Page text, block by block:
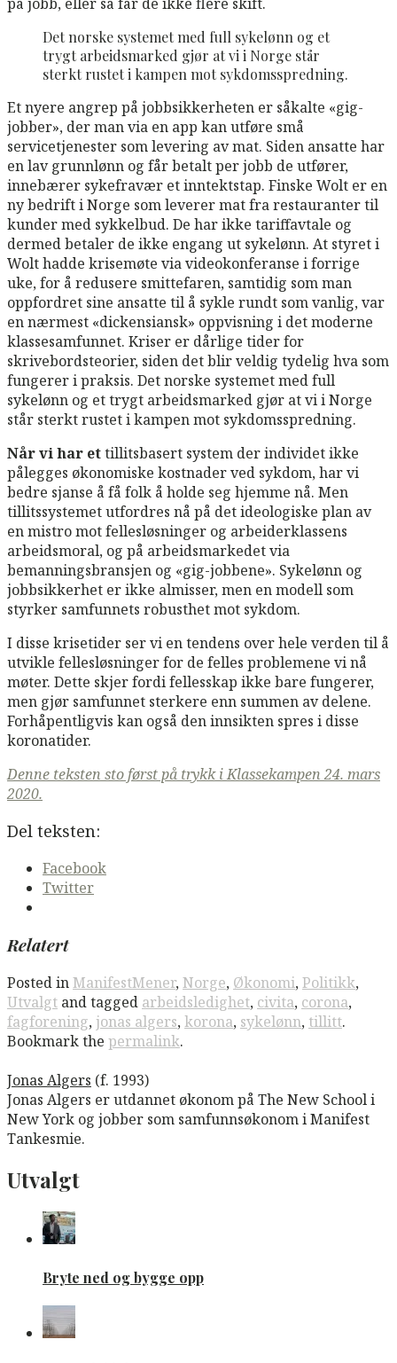
Det norske systemet med full sykelønn og et
trygt arbeidsmarked gjør at vi i Norge står
sterkt rustet i kampen mot sykdomsspredning.
Et nyere angrep på jobbsikkerheten er såkalte «gig-
jobber», der man via en app kan utføre små
servicetjenester som levering av mat. Siden ansatte har
en lav grunnlønn og får betalt per jobb de utfører,
innebærer sykefravær et inntektstap. Finske Wolt er en
ny bedrift i Norge som leverer mat fra restauranter til
kunder med sykkelbud. De har ikke tariffavtale og
dermed betaler de ikke engang ut sykelønn. At styret i
Wolt hadde krisemøte via videokonferanse i forrige
uke, for å redusere smittefaren, samtidig som man
oppfordret sine ansatte til å sykle rundt som vanlig, var
en nærmest «dickensiansk» oppvisning i det moderne
klassesamfunnet. Kriser er dårlige tider for
skrivebordsteorier, siden det blir veldig tydelig hva som
fungerer i praksis. Det norske systemet med full
sykelønn og et trygt arbeidsmarked gjør at vi i Norge
står sterkt rustet i kampen mot sykdomsspredning.
Når vi har ettillitsbasert system der individet ikke
pålegges økonomiske kostnader ved sykdom, har vi
bedre sjanse å få folk å holde seg hjemme nå. Men
tillitssystemet utfordres nå på det ideologiske plan av
en mistro mot fellesløsninger og arbeiderklassens
arbeidsmoral, og på arbeidsmarkedet via
bemanningsbransjen og «gig-jobbene». Sykelønn og
jobbsikkerhet er ikke almisser, men en modell som
styrker samfunnets robusthet mot sykdom.
I disse krisetider ser vi en tendens over hele verden til å
utvikle fellesløsninger for de felles problemene vi nå
møter. Dette skjer fordi fellesskap ikke bare fungerer,
men gjør samfunnet sterkere enn summen av delene.
Forhåpentligvis kan også den innsikten spres i disse
koronatider.
Denne teksten sto først på trykk i Klassekampen 24. mars
2020.
Del teksten:
Facebook
Twitter
Relatert
Posted inManifestMener,Norge, Økonomi,Politikk,
Utvalgt and tagged arbeidsledighet, civita, corona,
fagforening, jonas algers,korona, sykelønn, tillitt.
Bookmark the permalink.
Jonas Algers (f. 1993)
Jonas Algers er utdannet økonom på The New School i
New York og jobber som samfunnsøkonom i Manifest
Tankesmie.
Utvalgt
Bryte ned og bygge opp